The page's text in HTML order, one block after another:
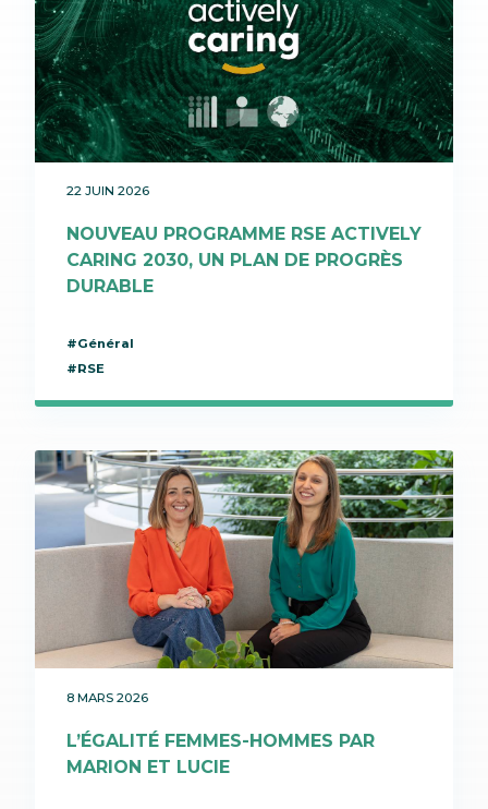
22 JUIN 2026
NOUVEAU PROGRAMME RSE ACTIVELY
CARING 2030, UN PLAN DE PROGRÈS
DURABLE
#Général
#RSE
8 MARS 2026
L’ÉGALITÉ FEMMES-HOMMES PAR
MARION ET LUCIE